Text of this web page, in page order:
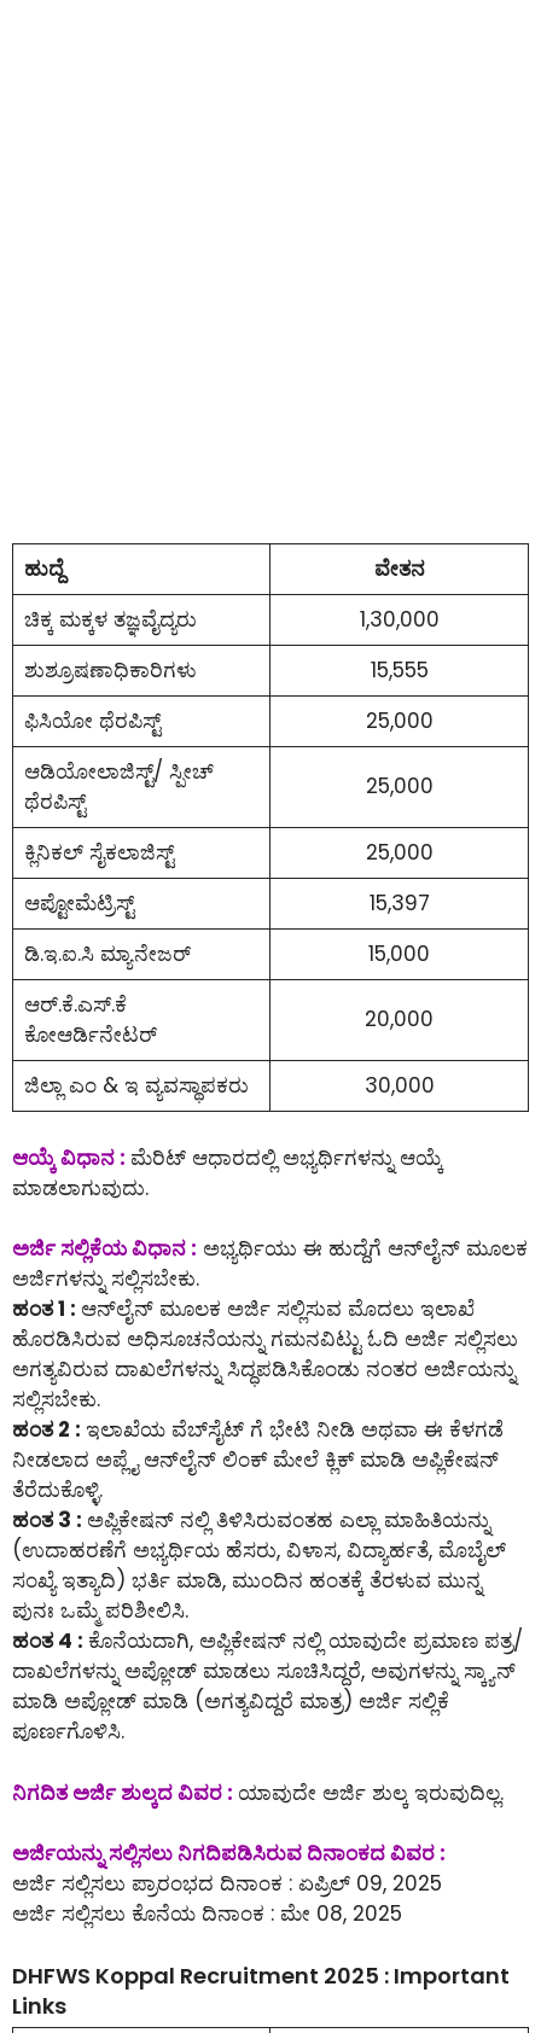
ಹುದ್ದೆ
ವೇತನ
ಚಿಕ್ಕ ಮಕ್ಕಳ ತಜ್ಞವೈದ್ಯರು
1,30,000
ಶುಶ್ರೂಷಣಾಧಿಕಾರಿಗಳು
15,555
ಫಿಸಿಯೋ ಥೆರಪಿಸ್ಟ್
25,000
ಆಡಿಯೋಲಾಜಿಸ್ಟ್/ ಸ್ಪೀಚ್
ಥೆರಪಿಸ್ಟ್
25,000
ಕ್ಲಿನಿಕಲ್ ಸೈಕಲಾಜಿಸ್ಟ್
25,000
ಆಪ್ಟೋಮೆಟ್ರಿಸ್ಟ್
15,397
ಡಿ.ಇ.ಐ.ಸಿ ಮ್ಯಾನೇಜರ್
15,000
ಆರ್.ಕೆ.ಎಸ್.ಕೆ
ಕೋಆರ್ಡಿನೇಟರ್
20,000
ಜಿಲ್ಲಾ ಎಂ & ಇ ವ್ಯವಸ್ಥಾಪಕರು 30,000
ಆಯ್ಕೆ ವಿಧಾನ : ಮೆರಿಟ್ ಆಧಾರದಲ್ಲಿ ಅಭ್ಯರ್ಥಿಗಳನ್ನು ಆಯ್ಕೆ
ಮಾಡಲಾಗುವುದು.
ಅರ್ಜಿ ಸಲ್ಲಿಕೆಯ ವಿಧಾನ : ಅಭ್ಯರ್ಥಿಯು ಈ ಹುದ್ದೆಗೆ ಆನ್‌ಲೈನ್‌ ಮೂಲಕ
ಅರ್ಜಿಗಳನ್ನು ಸಲ್ಲಿಸಬೇಕು.
ಹಂತ 1 : ಆನ್‌ಲೈನ್‌ ಮೂಲಕ ಅರ್ಜಿ ಸಲ್ಲಿಸುವ ಮೊದಲು ಇಲಾಖೆ
ಹೊರಡಿಸಿರುವ ಅಧಿಸೂಚನೆಯನ್ನು ಗಮನವಿಟ್ಟು ಓದಿ ಅರ್ಜಿ ಸಲ್ಲಿಸಲು
ಅಗತ್ಯವಿರುವ ದಾಖಲೆಗಳನ್ನು ಸಿದ್ಧಪಡಿಸಿಕೊಂಡು ನಂತರ ಅರ್ಜಿಯನ್ನು
ಸಲ್ಲಿಸಬೇಕು.
ಹಂತ 2 : ಇಲಾಖೆಯ ವೆಬ್‌ಸೈಟ್ ಗೆ ಭೇಟಿ ನೀಡಿ ಅಥವಾ ಈ ಕೆಳಗಡೆ
ನೀಡಲಾದ ಅಪ್ಲೈ ಆನ್‌ಲೈನ್‌ ಲಿಂಕ್ ಮೇಲೆ ಕ್ಲಿಕ್ ಮಾಡಿ ಅಪ್ಲಿಕೇಷನ್
ತೆರೆದುಕೊಳ್ಳಿ.
ಹಂತ 3 : ಅಪ್ಲಿಕೇಷನ್ ನಲ್ಲಿ ತಿಳಿಸಿರುವಂತಹ ಎಲ್ಲಾ ಮಾಹಿತಿಯನ್ನು
(ಉದಾಹರಣೆಗೆ ಅಭ್ಯರ್ಥಿಯ ಹೆಸರು, ವಿಳಾಸ, ವಿದ್ಯಾರ್ಹತೆ, ಮೊಬೈಲ್
ಸಂಖ್ಯೆ ಇತ್ಯಾದಿ) ಭರ್ತಿ ಮಾಡಿ, ಮುಂದಿನ ಹಂತಕ್ಕೆ ತೆರಳುವ ಮುನ್ನ
ಪುನಃ ಒಮ್ಮೆ ಪರಿಶೀಲಿಸಿ.
ಹಂತ 4 : ಕೊನೆಯದಾಗಿ, ಅಪ್ಲಿಕೇಷನ್ ನಲ್ಲಿ ಯಾವುದೇ ಪ್ರಮಾಣ ಪತ್ರ/
ದಾಖಲೆಗಳನ್ನು ಅಪ್ಲೋಡ್ ಮಾಡಲು ಸೂಚಿಸಿದ್ದರೆ, ಅವುಗಳನ್ನು ಸ್ಕ್ಯಾನ್
ಮಾಡಿ ಅಪ್ಲೋಡ್ ಮಾಡಿ (ಅಗತ್ಯವಿದ್ದರೆ ಮಾತ್ರ) ಅರ್ಜಿ ಸಲ್ಲಿಕೆ
ಪೂರ್ಣಗೊಳಿಸಿ.
ನಿಗದಿತ ಅರ್ಜಿ ಶುಲ್ಕದ ವಿವರ : ಯಾವುದೇ ಅರ್ಜಿ ಶುಲ್ಕ ಇರುವುದಿಲ್ಲ.
ಅರ್ಜಿಯನ್ನು ಸಲ್ಲಿಸಲು ನಿಗದಿಪಡಿಸಿರುವ ದಿನಾಂಕದ ವಿವರ :
ಅರ್ಜಿ ಸಲ್ಲಿಸಲು ಪ್ರಾರಂಭದ ದಿನಾಂಕ : ಏಪ್ರಿಲ್ 09, 2025
ಅರ್ಜಿ ಸಲ್ಲಿಸಲು ಕೊನೆಯ ದಿನಾಂಕ : ಮೇ 08, 2025
DHFWS Koppal Recruitment 2025 : Important
Links